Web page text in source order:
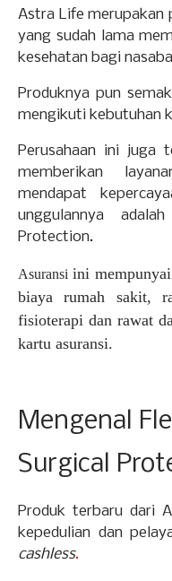
Astra Life merupakan
yang sudah lama
kesehatan bagi
Produknya pun
mengikuti kebutuhan
Perusahaan ini juga
memberikan
mendapat
unggulannya
Protection.
Asuransiini
biaya rumah sakit,
fisioterapi dan rawat
kartu asuransi.
Mengenal
Surgical
Produk terbaru dari
kepedulian dan
cashless.